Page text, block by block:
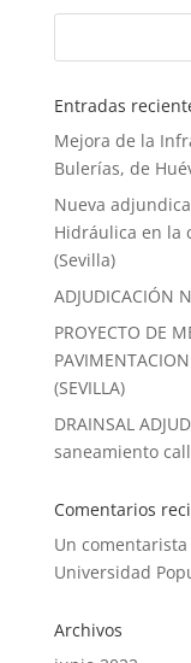
Entradas
Mejora de la
Bulerías, de
Nueva
Hidráulica en la
(Sevilla)
ADJUDICACIÓN
PROYECTO DE
(SEVILLA)
DRAINSAL
saneamiento
Comentarios
Un
Universidad
Archivos